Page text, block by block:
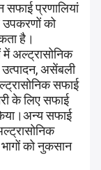
सफाई प्रणालियां
उपकरणों को
है।
अल्ट्रासोनिक
उत्पादन, असेंबली
सफाई
के लिए सफाई
सफाई
को नुकसान